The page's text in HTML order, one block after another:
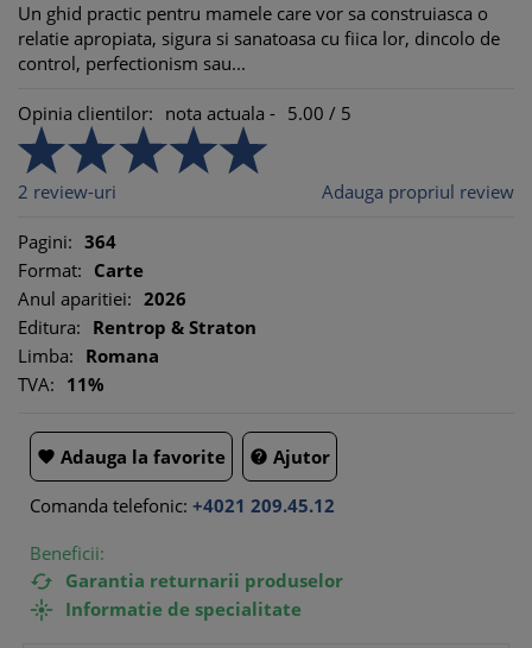
Un ghid practic pentru mamele care vor sa construiasca o
relatie apropiata, sigura si sanatoasa cu fiica lor, dincolo de
control, perfectionism sau...
Opinia clientilor: nota actuala - 5.00 / 5
2 review-uri Adauga propriul review
Pagini: 364
Format: Carte
Anul aparitiei: 2026
Editura: Rentrop & Straton
Limba: Romana
TVA: 11%
 Adauga la favorite  Ajutor
Comanda telefonic: +4021 209.45.12
Beneficii:
 Garantia returnarii produselor
 Informatie de specialitate